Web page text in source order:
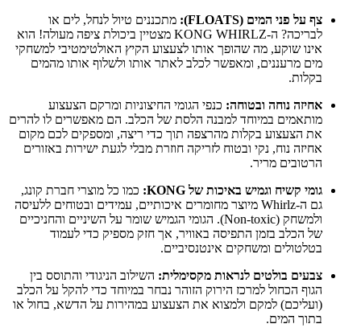
צף על פני המים (FLOATS):
מתכננים טיול לנחל, לים או
לבריכה? ה-KONG WHIRLZ מצטיין ביכולת ציפה מעולה! הוא
אינו שוקע, מה שהופך אותו לצעצוע הקיץ האולטימטיבי למשחקי
מים מרעננים, ומאפשר לכלב לאתר אותו ולשלוף אותו מהמים
בקלות.
אחיזה נוחה ובטוחה: כנפי הגומי החיצוניות ומרקם הצעצוע
מותאמים במיוחד למבנה הלסת של הכלב. הם מאפשרים לו להרים
את הצעצוע בקלות מהרצפה תוך כדי ריצה, ומספקים לכם מקום
אחיזה נוח, נקי ובטוח לזריקה חוזרת מבלי לגעת ישירות באזורים
הרטובים מריר.
גומי קשיח וגמיש באיכות של KONG:
כמו כל מוצרי חברת קונג,
גם ה-Whirlz מיוצר מחומרים איכותיים, עמידים ובטוחים ללעיסה
ולמשחק (Non-toxic). הגומי הגמיש שומר על השיניים והחניכיים
של הכלב בזמן התפיסה באוויר, אך חזק מספיק כדי לעמוד
בטלטולים ומשחקים אינטנסיביים.
צבעים בולטים לנראות מקסימלית: השילוב הניגודי והתוסס בין
הגוף הכחול למרכז הירוק הזוהר נבחר במיוחד כדי להקל על הכלב
(ועליכם) למקם ולמצוא את הצעצוע במהירות על הדשא, בחול או
בתוך המים.